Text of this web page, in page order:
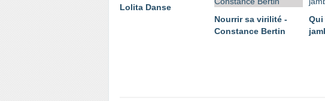
Lolita Danse
Nourrir sa virilité -
Constance Bertin
Qui